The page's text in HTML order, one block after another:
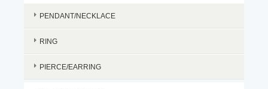
PENDANT/NECKLACE
RING
PIERCE/EARRING